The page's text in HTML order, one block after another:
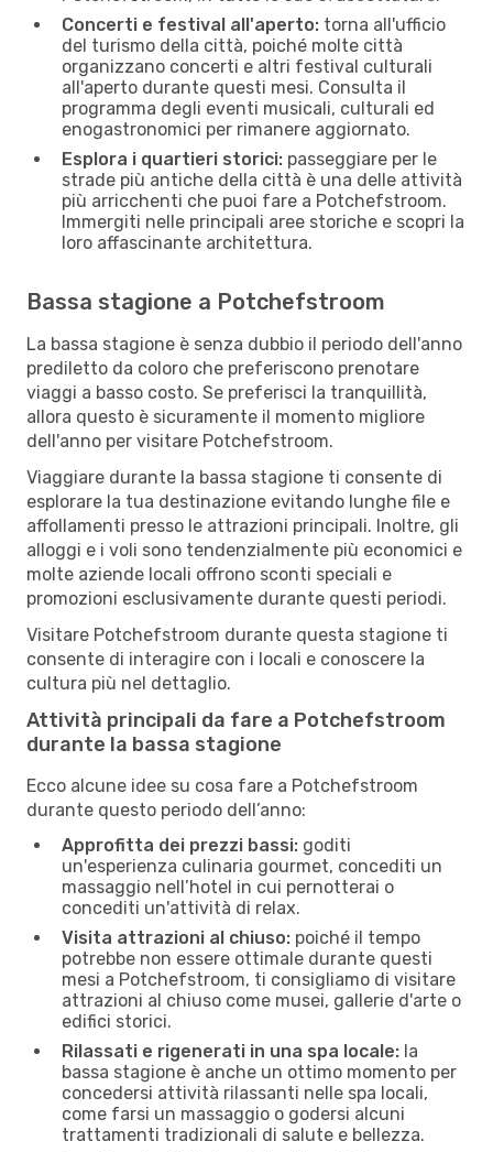
Concerti e festival all'aperto: torna all'ufficio
del turismo della città, poiché molte città
organizzano concerti e altri festival culturali
all'aperto durante questi mesi. Consulta il
programma degli eventi musicali, culturali ed
enogastronomici per rimanere aggiornato.
Esplora i quartieri storici: passeggiare per le
strade più antiche della città è una delle attività
più arricchenti che puoi fare a Potchefstroom.
Immergiti nelle principali aree storiche e scopri la
loro affascinante architettura.
Bassa stagione a Potchefstroom
La bassa stagione è senza dubbio il periodo dell'anno
prediletto da coloro che preferiscono prenotare
viaggi a basso costo. Se preferisci la tranquillità,
allora questo è sicuramente il momento migliore
dell'anno per visitare Potchefstroom.
Viaggiare durante la bassa stagione ti consente di
esplorare la tua destinazione evitando lunghe file e
affollamenti presso le attrazioni principali. Inoltre, gli
alloggi e i voli sono tendenzialmente più economici e
molte aziende locali offrono sconti speciali e
promozioni esclusivamente durante questi periodi.
Visitare Potchefstroom durante questa stagione ti
consente di interagire con i locali e conoscere la
cultura più nel dettaglio.
Attività principali da fare a Potchefstroom
durante la bassa stagione
Ecco alcune idee su cosa fare a Potchefstroom
durante questo periodo dell’anno:
Approfitta dei prezzi bassi: goditi
un'esperienza culinaria gourmet, concediti un
massaggio nell’hotel in cui pernotterai o
concediti un'attività di relax.
Visita attrazioni al chiuso: poiché il tempo
potrebbe non essere ottimale durante questi
mesi a Potchefstroom, ti consigliamo di visitare
attrazioni al chiuso come musei, gallerie d'arte o
edifici storici.
Rilassati e rigenerati in una spa locale: la
bassa stagione è anche un ottimo momento per
concedersi attività rilassanti nelle spa locali,
come farsi un massaggio o godersi alcuni
trattamenti tradizionali di salute e bellezza.